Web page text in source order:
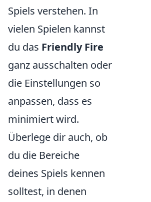
Spiels verstehen. In
vielen Spielen kannst
du das Friendly Fire
ganz ausschalten oder
die Einstellungen so
anpassen, dass es
minimiert wird.
Überlege dir auch, ob
du die Bereiche
deines Spiels kennen
solltest, in denen